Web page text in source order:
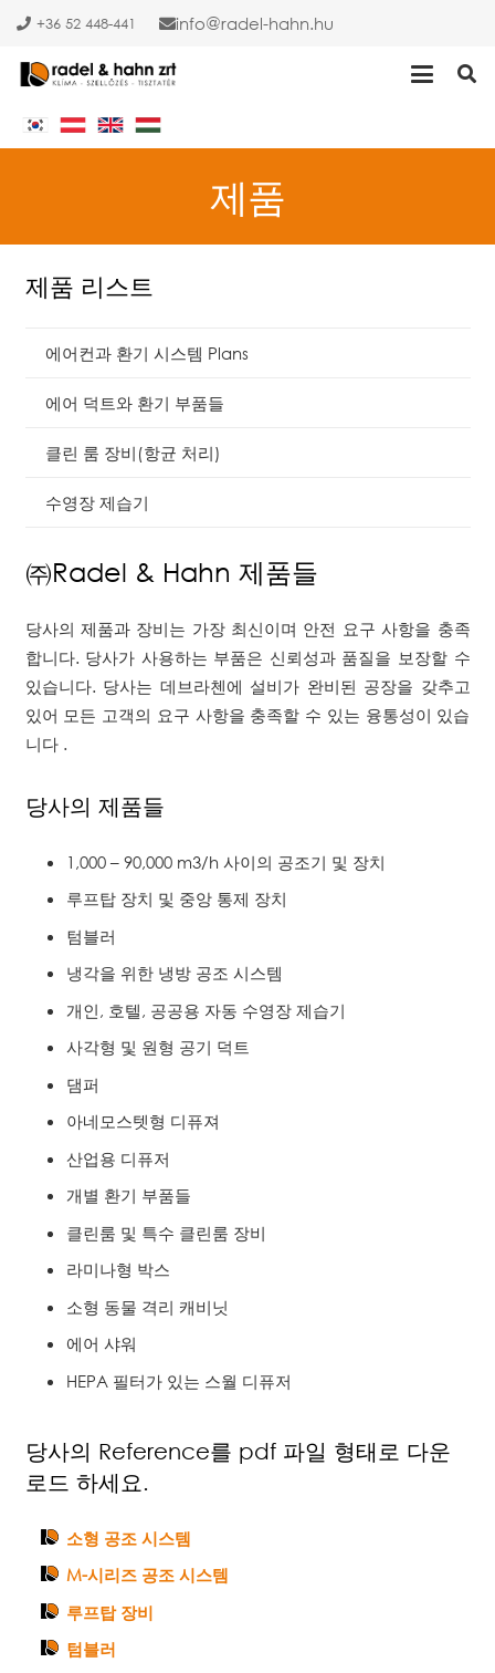
+36 52 448-441 info radel-hahn.hu
제품
제품 리스트
에어컨과 환기 시스템 Plans
에어 덕트와 환기 부품들
클린 룸 장비(항균 처리)
수영장 제습기
㈜Radel & Hahn 제품들
당사의 제품과 장비는 가장 최신이며 안전 요구 사항을 충족
합니다. 당사가 사용하는 부품은 신뢰성과 품질을 보장할 수
있습니다. 당사는 데브라첸에 설비가 완비된 공장을 갖추고
있어 모든 고객의 요구 사항을 충족할 수 있는 융통성이 있습
니다 .
당사의 제품들
1,000 – 90,000 m3/h 사이의 공조기 및 장치
루프탑 장치 및 중앙 통제 장치
텀블러
냉각을 위한 냉방 공조 시스템
개인, 호텔, 공공용 자동 수영장 제습기
사각형 및 원형 공기 덕트
댐퍼
아네모스텟형 디퓨져
산업용 디퓨저
개별 환기 부품들
클린룸 및 특수 클린룸 장비
라미나형 박스
소형 동물 격리 캐비닛
에어 샤워
HEPA 필터가 있는 스월 디퓨저
당사의 Reference를 pdf 파일 형태로 다운
로드 하세요.
소형 공조 시스템
M-시리즈 공조 시스템
루프탑 장비
텀블러